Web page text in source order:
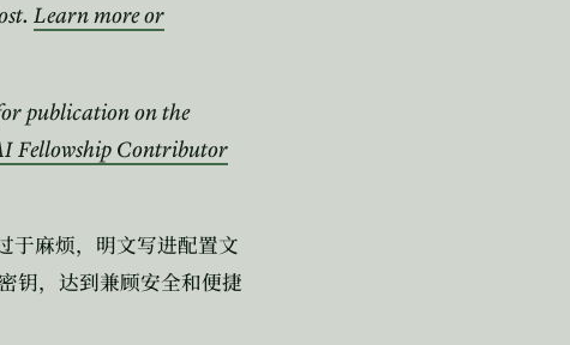
Learn more or
publication on the
Fellowship Contributor
于麻烦，明文写进配置文
钥，达到兼顾安全和便捷